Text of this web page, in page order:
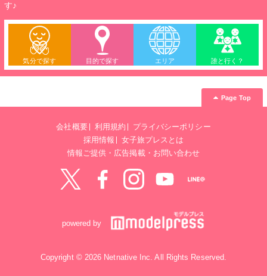
す♪
気分で探す 目的で探す エリア 誰と行く？
Page Top
会社概要 利用規約
プライバシーポリシー
採用情報
女子旅プレスとは
情報ご提供・広告掲載・お問い合わせ
powered by
Copyright © 2026 Netnative Inc. All Rights Reserved.